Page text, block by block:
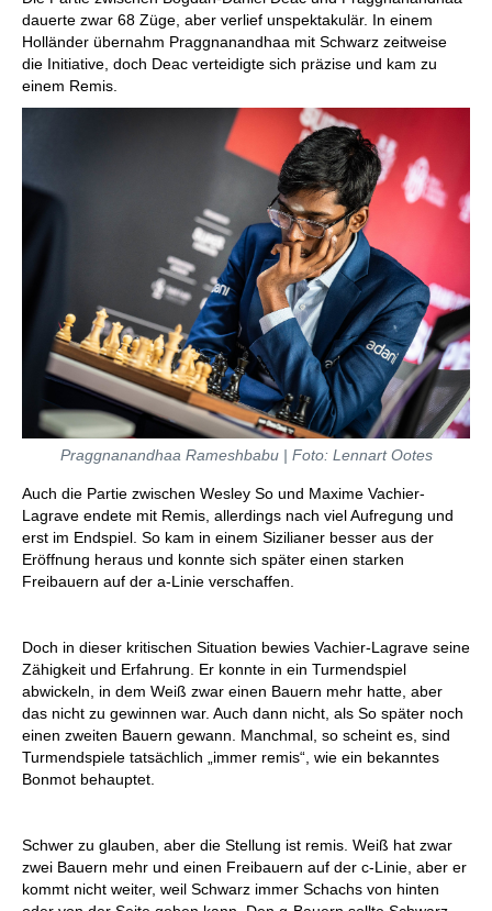
dauerte zwar 68 Züge, aber verlief unspektakulär. In einem
Holländer übernahm Praggnanandhaa mit Schwarz zeitweise
die Initiative, doch Deac verteidigte sich präzise und kam zu
einem Remis.
Praggnanandhaa Rameshbabu | Foto: Lennart Ootes
Auch die Partie zwischen Wesley So und Maxime Vachier-
Lagrave endete mit Remis, allerdings nach viel Aufregung und
erst im Endspiel. So kam in einem Sizilianer besser aus der
Eröffnung heraus und konnte sich später einen starken
Freibauern auf der a-Linie verschaffen.
Doch in dieser kritischen Situation bewies Vachier-Lagrave seine
Zähigkeit und Erfahrung. Er konnte in ein Turmendspiel
abwickeln, in dem Weiß zwar einen Bauern mehr hatte, aber
das nicht zu gewinnen war. Auch dann nicht, als So später noch
einen zweiten Bauern gewann. Manchmal, so scheint es, sind
Turmendspiele tatsächlich „immer remis“, wie ein bekanntes
Bonmot behauptet.
Schwer zu glauben, aber die Stellung ist remis. Weiß hat zwar
zwei Bauern mehr und einen Freibauern auf der c-Linie, aber er
kommt nicht weiter, weil Schwarz immer Schachs von hinten